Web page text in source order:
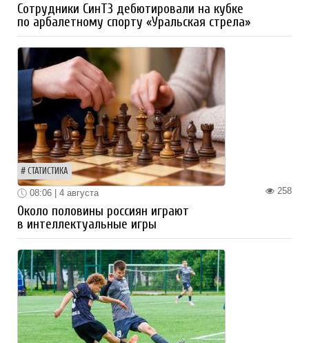
Сотрудники СинТЗ дебютировали на кубке
по арбалетному спорту «Уральская стрела»
СТАТИСТИКА
258
08:06 | 4 августа
Около половины россиян играют
в интеллектуальные игры